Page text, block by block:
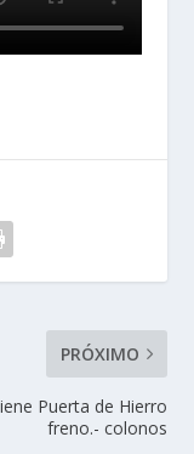
PRÓXIMO
Puerta de Hierro
freno.- colonos